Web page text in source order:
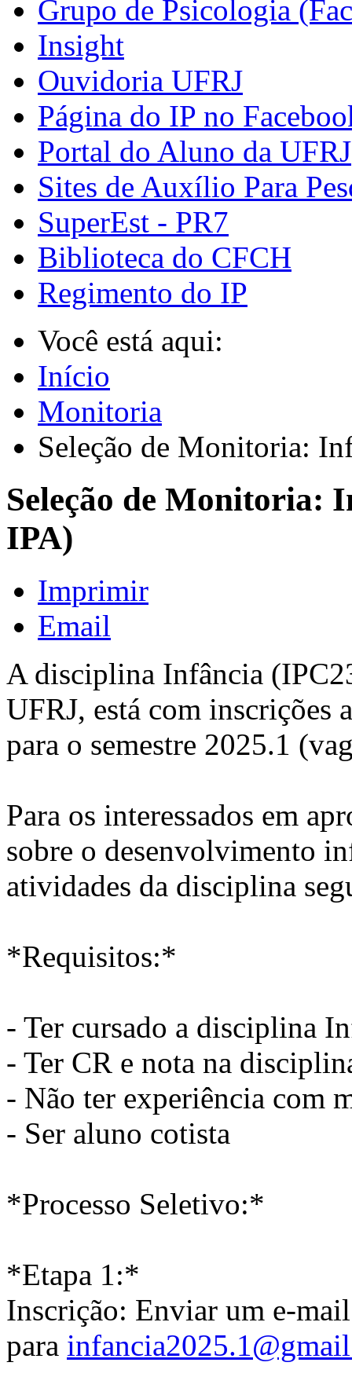
Grupo de Psicologia
Insight
Ouvidoria UFRJ
Página do IP no
Portal do Aluno da UFRJ
Sites de Auxílio Para
SuperEst - PR7
Biblioteca do CFCH
Regimento do IP
Você está aqui:
Início
Monitoria
Seleção de Monitoria:
Seleção de Monitoria:
IPA)
Imprimir
Email
A disciplina Infância
UFRJ, está com inscrições
para o semestre 2025.1
Para os interessados em
sobre o desenvolvimento
atividades da disciplina
*Requisitos:*
- Ter cursado a disciplina
- Ter CR e nota na
- Não ter experiência com
- Ser aluno cotista
*Processo Seletivo:*
*Etapa 1:*
Inscrição: Enviar um e-mail
para